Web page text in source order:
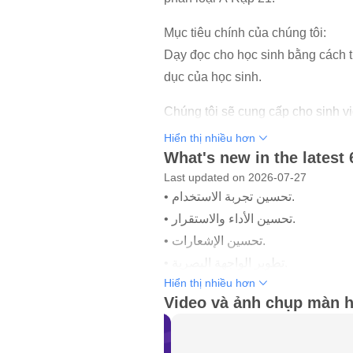
Mục tiêu chính của chúng tôi:
Dạy đọc cho học sinh bằng cách
dục của học sinh.
Chúng tôi sẽ cung cấp cho sinh
Các văn bản dần dần giới thiệu
Hoạt động giáo dục.
Vẽ, hội họa và sáng tác nghệ thuật.
Nguồn an toàn để nâng cao
Số và chữ cái.
Một nền tảng giáo dục an toàn
Chúng ta muốn nuôi dưỡng điều
Hiển thị nhiều hơn
What's new in the latest
Last updated on 2026-07-27
• تحسين تجربة الاستخدام.
• تحسين الأداء والاستقرار.
• تحسين الإشعارات.
Hiển thị nhiều hơn
Video và ảnh chụp màn